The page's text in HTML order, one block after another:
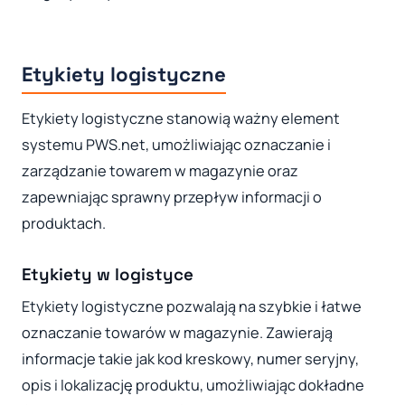
Etykiety logistyczne
Etykiety logistyczne stanowią ważny element
systemu PWS.net, umożliwiając oznaczanie i
zarządzanie towarem w magazynie oraz
zapewniając sprawny przepływ informacji o
produktach.
Etykiety w logistyce
Etykiety logistyczne pozwalają na szybkie i łatwe
oznaczanie towarów w magazynie. Zawierają
informacje takie jak kod kreskowy, numer seryjny,
opis i lokalizację produktu, umożliwiając dokładne